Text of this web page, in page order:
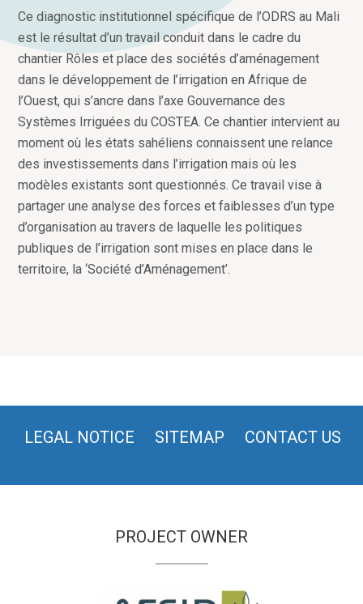
Ce diagnostic institutionnel spécifique de l’ODRS au Mali
est le résultat d’un travail conduit dans le cadre du
chantier Rôles et place des sociétés d’aménagement
dans le développement de l’irrigation en Afrique de
l’Ouest, qui s’ancre dans l’axe Gouvernance des
Systèmes Irriguées du COSTEA. Ce chantier intervient au
moment où les états sahéliens connaissent une relance
des investissements dans l’irrigation mais où les
modèles existants sont questionnés. Ce travail vise à
partager une analyse des forces et faiblesses d’un type
d’organisation au travers de laquelle les politiques
publiques de l’irrigation sont mises en place dans le
territoire, la ‘Société d’Aménagement’.
LEGAL NOTICE SITEMAP CONTACT US
PROJECT OWNER